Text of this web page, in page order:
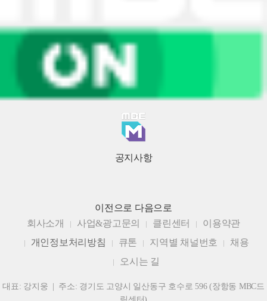
공지사항
이전으로 다음으로
회사소개
사업&광고문의 클린센터
이용약관
개인정보처리방침
큐톤 지역별 채널번호
채용
오시는 길
대표: 강지웅 | 주소: 경기도 고양시 일산동구 호수로 596 (장항동 MBC드